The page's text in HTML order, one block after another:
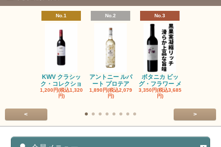
No.1
KWV クラシッ
ク・コレクショ
1,200円(税込1,320
円)
No.2
アントニー ルパ
ート プロテア
1,890円(税込2,079
円)
No.3
ボタニカ ビッ
グ・フラワー メ
3,350円(税込3,685
円)
< >